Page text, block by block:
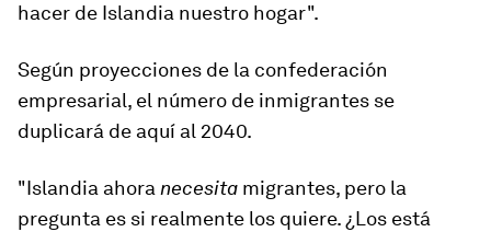
hacer de Islandia nuestro hogar".
Según proyecciones de la confederación
empresarial, el número de inmigrantes se
duplicará de aquí al 2040.
"Islandia ahoranecesita migrantes, pero la
pregunta es si realmente los quiere. ¿Los está